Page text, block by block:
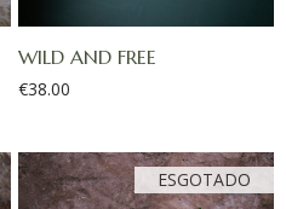
WILD AND FREE
€38.00